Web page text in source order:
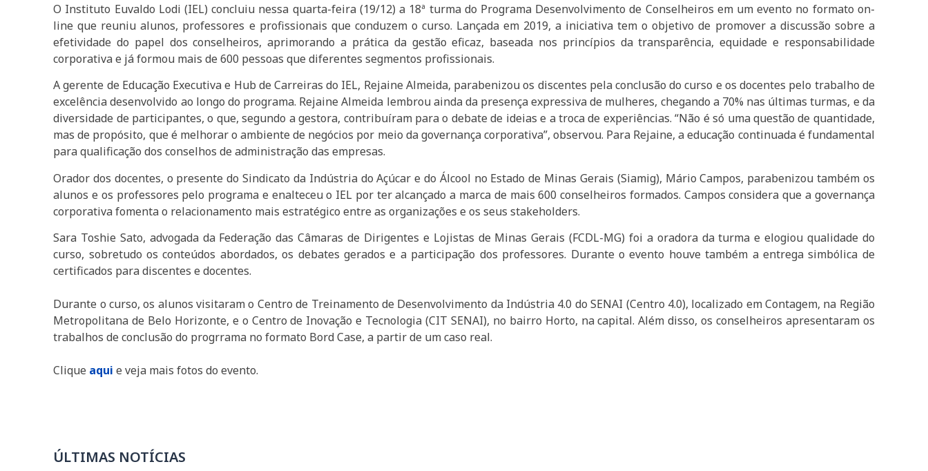
O Instituto Euvaldo Lodi (IEL) concluiu nessa quarta-feira (19/12) a 18ª turma do Programa Desenvolvimento de Conselheiros em um evento no formato on-
line que reuniu alunos, professores e profissionais que conduzem o curso. Lançada em 2019, a iniciativa tem o objetivo de promover a discussão sobre a
efetividade do papel dos conselheiros, aprimorando a prática da gestão eficaz, baseada nos princípios da transparência, equidade e responsabilidade
corporativa e já formou mais de 600 pessoas que diferentes segmentos profissionais.
A gerente de Educação Executiva e Hub de Carreiras do IEL, Rejaine Almeida, parabenizou os discentes pela conclusão do curso e os docentes pelo trabalho de
excelência desenvolvido ao longo do programa. Rejaine Almeida lembrou ainda da presença expressiva de mulheres, chegando a 70% nas últimas turmas, e da
diversidade de participantes, o que, segundo a gestora, contribuíram para o debate de ideias e a troca de experiências. “Não é só uma questão de quantidade,
mas de propósito, que é melhorar o ambiente de negócios por meio da governança corporativa”, observou. Para Rejaine, a educação continuada é fundamental
para qualificação dos conselhos de administração das empresas.
Orador dos docentes, o presente do Sindicato da Indústria do Açúcar e do Álcool no Estado de Minas Gerais (Siamig), Mário Campos, parabenizou também os
alunos e os professores pelo programa e enalteceu o IEL por ter alcançado a marca de mais 600 conselheiros formados. Campos considera que a governança
corporativa fomenta o relacionamento mais estratégico entre as organizações e os seus stakeholders.
Sara Toshie Sato, advogada da Federação das Câmaras de Dirigentes e Lojistas de Minas Gerais (FCDL-MG) foi a oradora da turma e elogiou qualidade do
curso, sobretudo os conteúdos abordados, os debates gerados e a participação dos professores. Durante o evento houve também a entrega simbólica de
certificados para discentes e docentes.
Durante o curso, os alunos visitaram o Centro de Treinamento de Desenvolvimento da Indústria 4.0 do SENAI (Centro 4.0), localizado em Contagem, na Região
Metropolitana de Belo Horizonte, e o Centro de Inovação e Tecnologia (CIT SENAI), no bairro Horto, na capital. Além disso, os conselheiros apresentaram os
trabalhos de conclusão do progrrama no formato Bord Case, a partir de um caso real.
Clique aquie veja mais fotos do evento.
ÚLTIMAS NOTÍCIAS